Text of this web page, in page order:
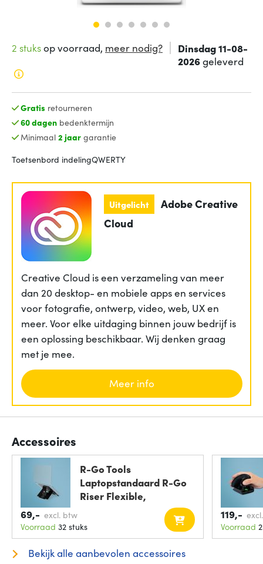
2 stuksop voorraad, meer nodig?
Dinsdag 11-08-
2026geleverd
Gratis retourneren
60 dagenbedenktermijn
Minimaal 2 jaargarantie
Toetsenbord indelingQWERTY
Uitgelicht
Adobe Creative
Cloud
Creative Cloud is een verzameling van meer
dan 20 desktop- en mobiele apps en services
voor fotografie, ontwerp, video, web, UX en
meer. Voor elke uitdaging binnen jouw bedrijf is
een oplossing beschikbaar. Wij denken graag
met je mee.
Meer info
Accessoires
R-Go Tools
Laptopstandaard R-Go
Riser Flexible,
69,- excl. btw
Voorraad 32 stuks
119,-
Voorraad
Bekijk alle aanbevolen accessoires